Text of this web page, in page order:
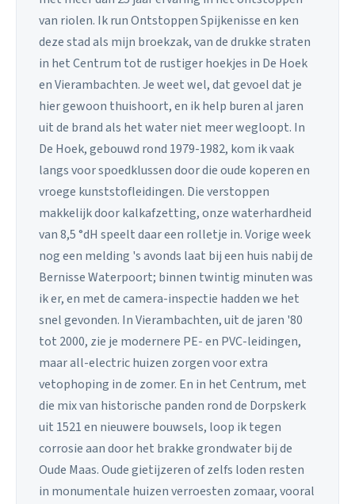
van riolen. Ik run Ontstoppen Spijkenisse en ken
deze stad als mijn broekzak, van de drukke straten
in het Centrum tot de rustiger hoekjes in De Hoek
en Vierambachten. Je weet wel, dat gevoel dat je
hier gewoon thuishoort, en ik help buren al jaren
uit de brand als het water niet meer wegloopt. In
De Hoek, gebouwd rond 1979-1982, kom ik vaak
langs voor spoedklussen door die oude koperen en
vroege kunststofleidingen. Die verstoppen
makkelijk door kalkafzetting, onze waterhardheid
van 8,5 °dH speelt daar een rolletje in. Vorige week
nog een melding 's avonds laat bij een huis nabij de
Bernisse Waterpoort; binnen twintig minuten was
ik er, en met de camera-inspectie hadden we het
snel gevonden. In Vierambachten, uit de jaren '80
tot 2000, zie je modernere PE- en PVC-leidingen,
maar all-electric huizen zorgen voor extra
vetophoping in de zomer. En in het Centrum, met
die mix van historische panden rond de Dorpskerk
uit 1521 en nieuwere bouwsels, loop ik tegen
corrosie aan door het brakke grondwater bij de
Oude Maas. Oude gietijzeren of zelfs loden resten
in monumentale huizen verroesten zomaar, vooral